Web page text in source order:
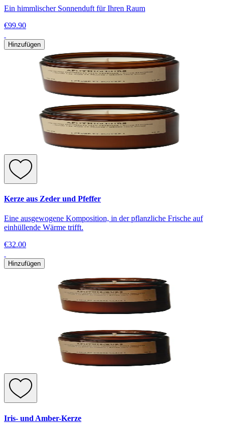
Ein himmlischer Sonnenduft für Ihren Raum
€99.90
Hinzufügen
Kerze aus Zeder und Pfeffer
Eine ausgewogene Komposition, in der pflanzliche Frische auf
einhüllende Wärme trifft.
€32.00
Hinzufügen
Iris- und Amber-Kerze